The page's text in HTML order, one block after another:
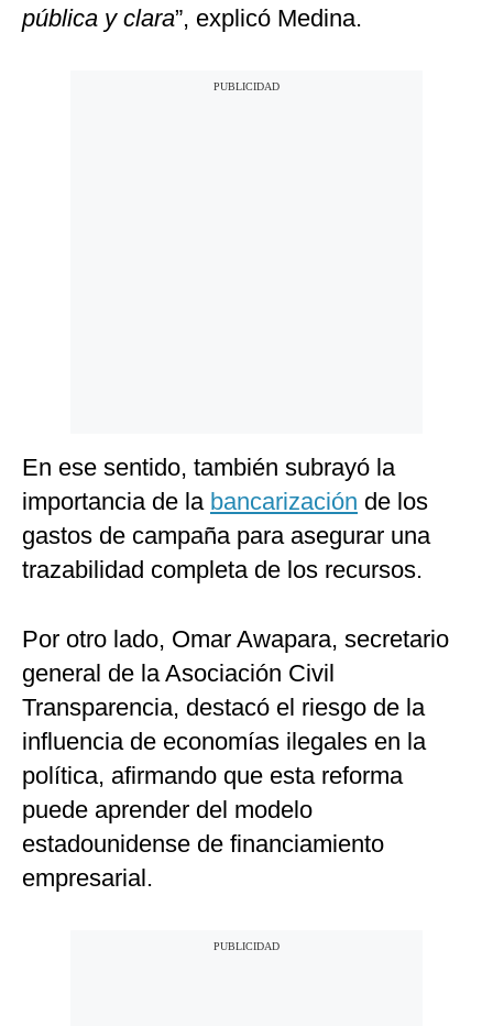
pública y clara”, explicó Medina.
En ese sentido, también subrayó la
importancia de la bancarización de los
gastos de campaña para asegurar una
trazabilidad completa de los recursos.
Por otro lado, Omar Awapara, secretario
general de la Asociación Civil
Transparencia, destacó el riesgo de la
influencia de economías ilegales en la
política, afirmando que esta reforma
puede aprender del modelo
estadounidense de financiamiento
empresarial.